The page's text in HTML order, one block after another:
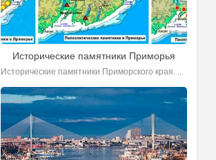
Исторические памятники Приморья
Исторические памятники Приморского края. ...